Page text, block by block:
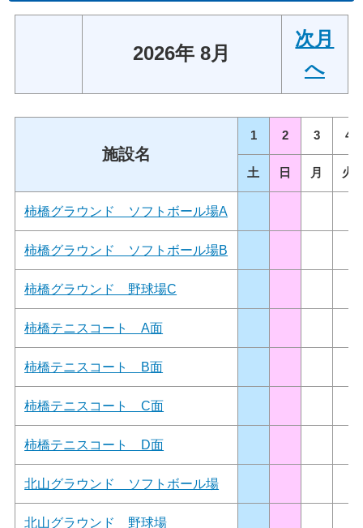
2026年 8月
次月
へ
施設名
1 2 3 4
土 日 月 火
柿橋グラウンド ソフトボール場A
柿橋グラウンド ソフトボール場B
柿橋グラウンド 野球場C
柿橋テニスコート A面
柿橋テニスコート B面
柿橋テニスコート C面
柿橋テニスコート D面
北山グラウンド ソフトボール場
北山グラウンド 野球場